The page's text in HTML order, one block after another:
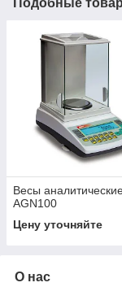
Весы
AGN100
Цену уточняйте
О нас